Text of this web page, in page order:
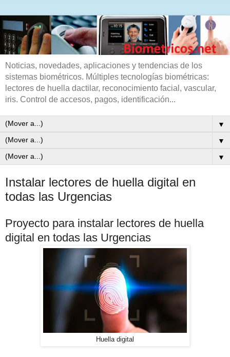
Noticias, novedades, aplicaciones y tendencias de los
sistemas biométricos. Múltiples tecnologías biométricas:
lectores de huella dactilar, reconocimiento facial, vascular,
iris. Control de accesos, pagos, identificación...
▼
▼
▼
Instalar lectores de huella digital en
todas las Urgencias
Proyecto para instalar lectores de huella
digital en todas las Urgencias
Huella digital